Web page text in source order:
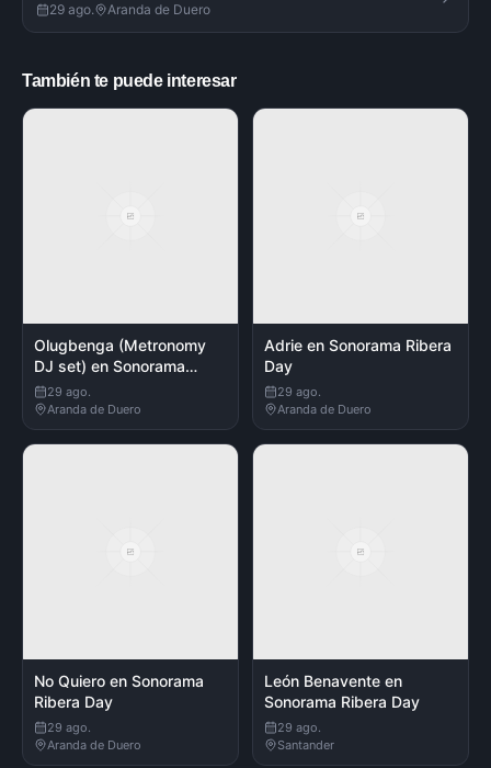
29 ago. Aranda de Duero
También te puede interesar
Olugbenga (Metronomy
DJ set) en Sonorama
Ribera Day
29 ago.
Aranda de Duero
Adrie en Sonorama Ribera
Day
29 ago.
Aranda de Duero
No Quiero en Sonorama
Ribera Day
29 ago.
Aranda de Duero
León Benavente en
Sonorama Ribera Day
29 ago.
Santander